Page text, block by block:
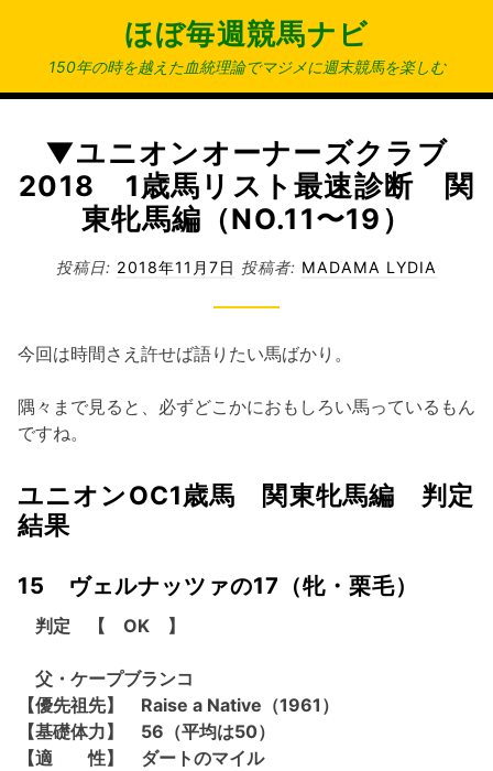
ン
ほぼ毎週競馬ナビ
150年の時を越えた血統理論でマジメに週末競馬を楽しむ
▼ユニオンオーナーズクラブ
2018 1歳馬リスト最速診断 関
東牝馬編（NO.11〜19）
投稿日: 2018年11月7日 投稿者: MADAMA LYDIA
今回は時間さえ許せば語りたい馬ばかり。
隅々まで見ると、必ずどこかにおもしろい馬っているもん
ですね。
ユニオンOC1歳馬 関東牝馬編 判定
結果
15 ヴェルナッツァの17（牝・栗毛）
判定 【 OK 】
父・ケープブランコ
【優先祖先】 Raise a Native（1961）
【基礎体力】 56（平均は50）
【適 性】 ダートのマイル